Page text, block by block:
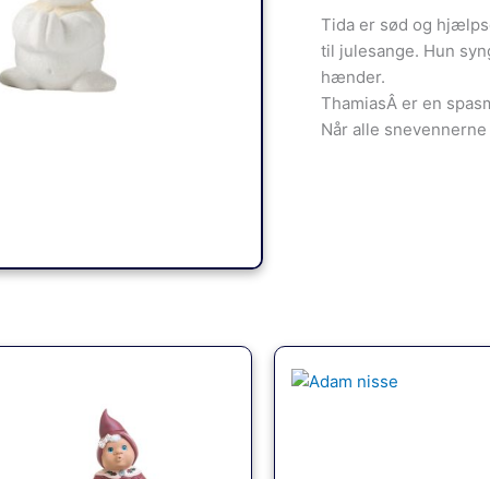
Tida er sød og
til julesange. Hun
hænder.
ThamiasÂ er en
Når alle